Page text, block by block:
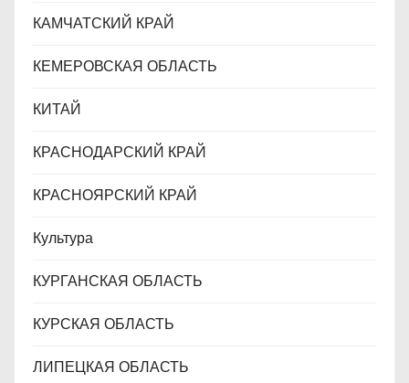
КАМЧАТСКИЙ КРАЙ
КЕМЕРОВСКАЯ ОБЛАСТЬ
КИТАЙ
КРАСНОДАРСКИЙ КРАЙ
КРАСНОЯРСКИЙ КРАЙ
Культура
КУРГАНСКАЯ ОБЛАСТЬ
КУРСКАЯ ОБЛАСТЬ
ЛИПЕЦКАЯ ОБЛАСТЬ